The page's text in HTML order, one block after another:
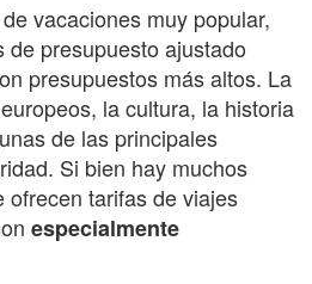
vacaciones muy popular,
presupuesto ajustado
presupuestos más altos. La
la cultura, la historia
de las principales
Si bien hay muchos
ofrecen tarifas de viajes
especialmente